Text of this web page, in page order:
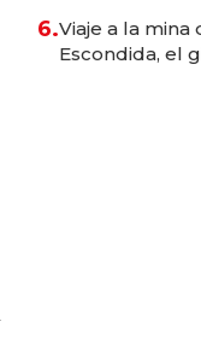
6.Viaje a la
Escondida, el